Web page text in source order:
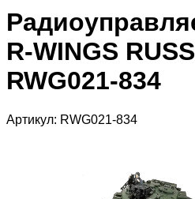
R-WINGS
RWG021-834
Артикул: RWG021-834